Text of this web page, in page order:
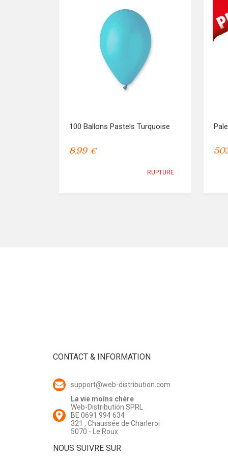
100 Ballons Pastels Turquoise
8,99 €
RUPTURE
CONTACT & INFORMATION
support@web-distribution.com
La vie moins chère
Web-Distribution SPRL
BE 0691 994 634
321 , Chaussée de Charleroi
5070 - Le Roux
NOUS SUIVRE SUR